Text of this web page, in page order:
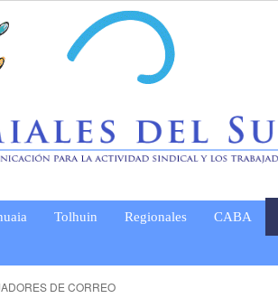
Tolhuin Regionales CABA
DE CORREO